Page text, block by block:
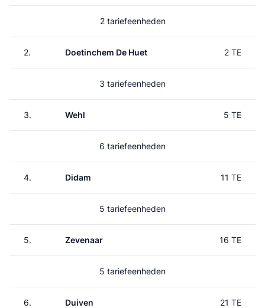
2 tariefeenheden
2. Doetinchem De Huet 2 TE
3 tariefeenheden
3. Wehl 5 TE
6 tariefeenheden
4. Didam 11 TE
5 tariefeenheden
5. Zevenaar 16 TE
5 tariefeenheden
6. Duiven 21 TE